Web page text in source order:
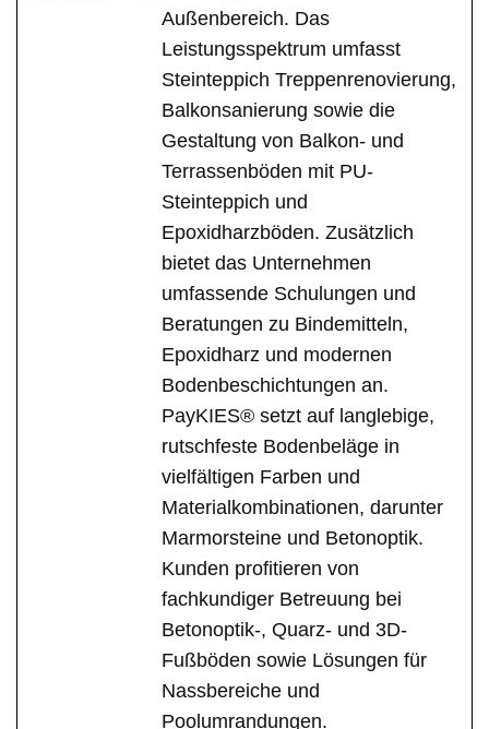
Außenbereich. Das
Leistungsspektrum umfasst
Steinteppich Treppenrenovierung,
Balkonsanierung sowie die
Gestaltung von Balkon- und
Terrassenböden mit PU-
Steinteppich und
Epoxidharzböden. Zusätzlich
bietet das Unternehmen
umfassende Schulungen und
Beratungen zu Bindemitteln,
Epoxidharz und modernen
Bodenbeschichtungen an.
PayKIES® setzt auf langlebige,
rutschfeste Bodenbeläge in
vielfältigen Farben und
Materialkombinationen, darunter
Marmorsteine und Betonoptik.
Kunden profitieren von
fachkundiger Betreuung bei
Betonoptik-, Quarz- und 3D-
Fußböden sowie Lösungen für
Nassbereiche und
Poolumrandungen.